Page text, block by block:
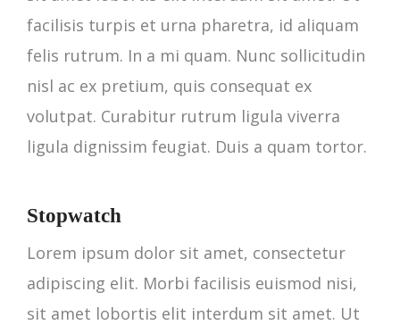
facilisis turpis et urna pharetra, id aliquam
felis rutrum. In a mi quam. Nunc sollicitudin
nisl ac ex pretium, quis consequat ex
volutpat. Curabitur rutrum ligula viverra
ligula dignissim feugiat. Duis a quam tortor.
Stopwatch
Lorem ipsum dolor sit amet, consectetur
adipiscing elit. Morbi facilisis euismod nisi,
sit amet lobortis elit interdum sit amet. Ut